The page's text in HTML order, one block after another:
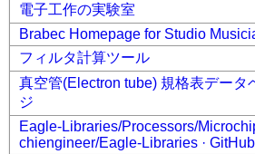
電子工作の実験室
Brabec Homepage for Studio
フィルタ計算ツール
真空管(Electron tube) 規格表データ
ジ
Eagle-Libraries/Processors/
chiengineer/Eagle-Libraries · GitHub